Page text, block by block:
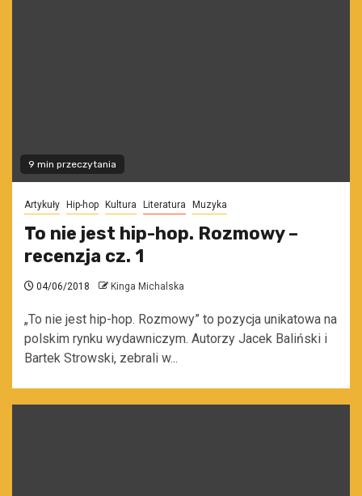
9 min przeczytania
Artykuły Hip-hop Kultura Literatura Muzyka
To nie jest hip-hop. Rozmowy –
recenzja cz. 1
04/06/2018 Kinga Michalska
„To nie jest hip-hop. Rozmowy” to pozycja unikatowa na
polskim rynku wydawniczym. Autorzy Jacek Baliński i
Bartek Strowski, zebrali w...